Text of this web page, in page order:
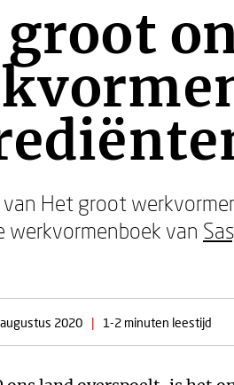
van Het groot
werkvormenboek van
2020 | 1-2 minuten leestijd